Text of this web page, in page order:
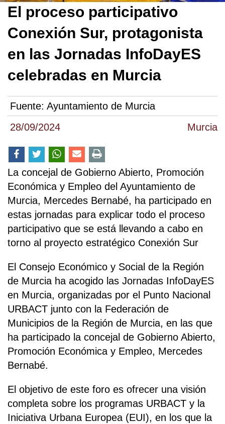
28/09/2024 Murcia
El proceso participativo
Conexión Sur, protagonista
en las Jornadas InfoDayES
celebradas en Murcia
Fuente: Ayuntamiento de Murcia
La concejal de Gobierno Abierto, Promoción
Económica y Empleo del Ayuntamiento de
Murcia, Mercedes Bernabé, ha participado en
estas jornadas para explicar todo el proceso
participativo que se está llevando a cabo en
torno al proyecto estratégico Conexión Sur
El Consejo Económico y Social de la Región
de Murcia ha acogido las Jornadas InfoDayES
en Murcia, organizadas por el Punto Nacional
URBACT junto con la Federación de
Municipios de la Región de Murcia, en las que
ha participado la concejal de Gobierno Abierto,
Promoción Económica y Empleo, Mercedes
Bernabé.
El objetivo de este foro es ofrecer una visión
completa sobre los programas URBACT y la
Iniciativa Urbana Europea (EUI), en los que la